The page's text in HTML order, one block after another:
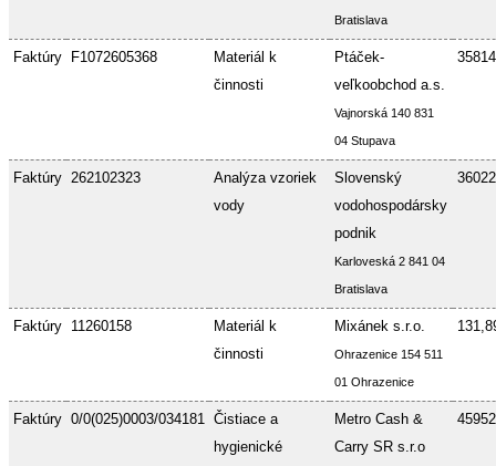
Bratislava
Faktúry F1072605368
Materiál k
činnosti
Ptáček-
veľkoobchod a.s.
Vajnorská 140 831
04 Stupava
Faktúry 262102323
Analýza vzoriek
vody
Slovenský
vodohospodársky
podnik
Karloveská 2 841 04
Bratislava
Faktúry 11260158
Materiál k
činnosti
Mixánek s.r.o.
Ohrazenice 154 511
01 Ohrazenice
Faktúry 0/0(025)0003/034181 Čistiace a
hygienické
Metro Cash &
Carry SR s.r.o